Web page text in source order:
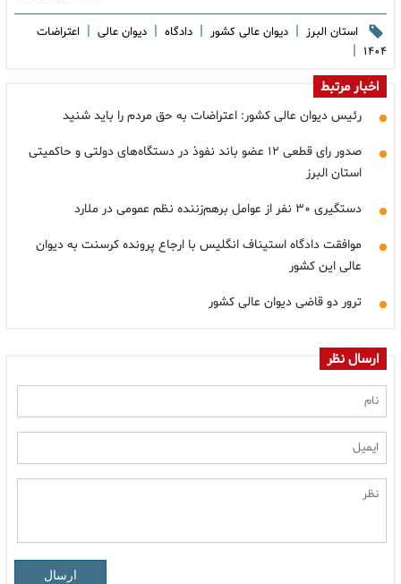
استان البرز | دیوان عالی کشور | دادگاه | دیوان عالی | اعتراضات
۱۴۰۴ |
اخبار مرتبط
رئیس دیوان عالی کشور: اعتراضات به حق مردم را باید شنید
صدور رای قطعی ۱۲ عضو باند نفوذ در دستگاه‌های دولتی و حاکمیتی
استان البرز
دستگیری ۳۰ نفر از عوامل برهم‌زننده نظم عمومی در ملارد
موافقت دادگاه استیناف انگلیس با ارجاع پرونده کرسنت به دیوان
عالی این کشور
ترور دو قاضی دیوان عالی کشور
ارسال نظر
ارسال